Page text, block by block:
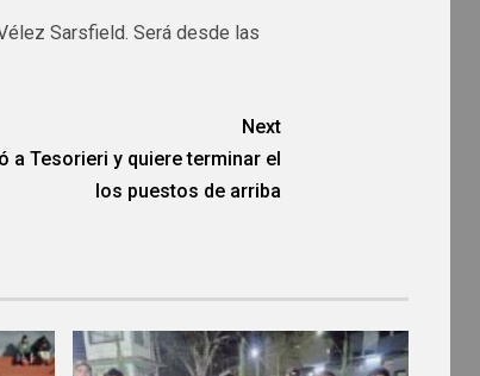
Sarsfield. Será desde las
Next
a Tesorieri y quiere terminar el
los puestos de arriba